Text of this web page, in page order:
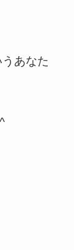
うあなた